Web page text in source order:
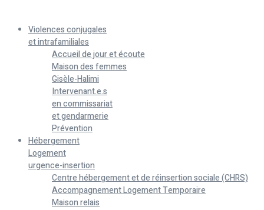
Violences conjugales
et intrafamiliales
Accueil de jour et écoute
Maison des femmes
Gisèle-Halimi
Intervenant.e.s
en commissariat
et gendarmerie
Prévention
Hébergement
Logement
urgence-insertion
Centre hébergement et de réinsertion sociale (CHRS)
Accompagnement Logement Temporaire
Maison relais